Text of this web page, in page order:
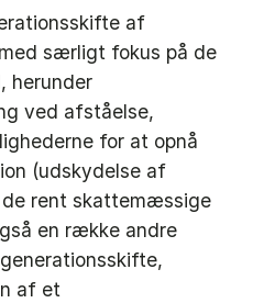
af
særligt fokus på de
herunder
ved afståelse,
for at opnå
(udskydelse af
rent skattemæssige
en række andre
af et